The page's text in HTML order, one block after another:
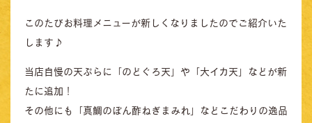
このたびお料理メニューが新しくなりましたのでご紹介いた
します♪
当店自慢の天ぷらに「のどぐろ天」や「大イカ天」などが新
たに追加！
その他にも「真鯛のぽん酢ねぎまみれ」などこだわりの逸品